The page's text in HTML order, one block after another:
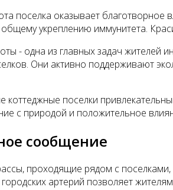
поселка оказывает
укреплению иммунитета.
- одна из главных задач
Они активно поддерживают
коттеджные поселки
с природой и положительное
сообщение
проходящие рядом с
артерий позволяет